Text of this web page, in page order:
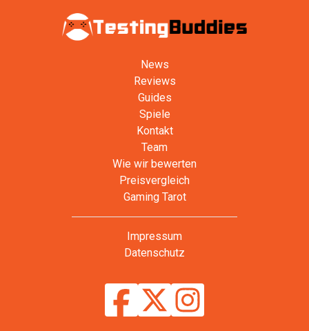
News
Reviews
Guides
Spiele
Kontakt
Team
Wie wir bewerten
Preisvergleich
Gaming Tarot
Impressum
Datenschutz